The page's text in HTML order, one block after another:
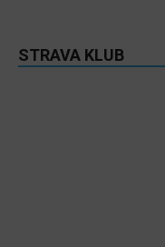
STRAVA KLUB